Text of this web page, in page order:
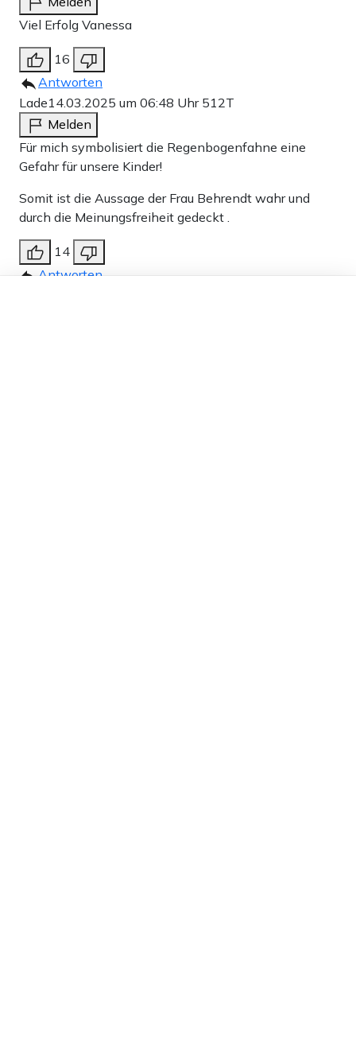
Viel Erfolg Vanessa
16
Antworten
Lade14.03.2025 um 06:48 Uhr 512T
Melden
Für mich symbolisiert die Regenbogenfahne eine
Gefahr für unsere Kinder!
Somit ist die Aussage der Frau Behrendt wahr und
durch die Meinungsfreiheit gedeckt .
14
Antworten